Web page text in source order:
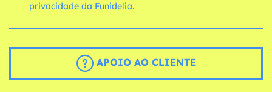
privacidade da Funidelia.
APOIO AO CLIENTE